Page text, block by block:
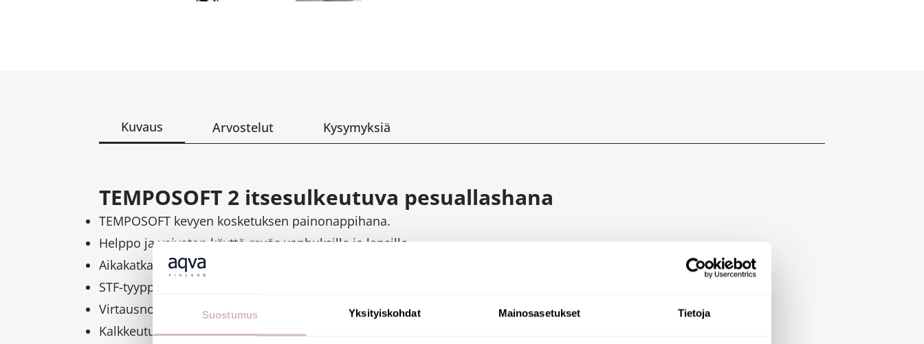
Suostumus Yksityiskohdat Mainosasetukset Tietoja
Kuvaus Arvostelut Kysymyksiä
TEMPOSOFT 2 itsesulkeutuva pesuallashana
TEMPOSOFT kevyen kosketuksen painonappihana.
Helppo ja vaivaton käyttö myös vanhuksille ja lapsille.
Aikakatkaisu 7 sek.
STF-tyyppihyväksyntä.
Virtausnopeus 3 l/min (3 bar), säädettävissä 1,5-6 l/min.
Kalkkeutumista estävä suutin.